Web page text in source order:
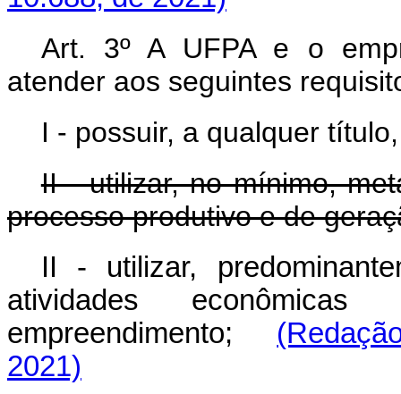
Art. 3º A UFPA e o
atender aos seguintes
I - possuir, a qualquer
II - utilizar, no mínimo,
processo produtivo e de
II - utilizar,
atividades
empreendimento;
2021)